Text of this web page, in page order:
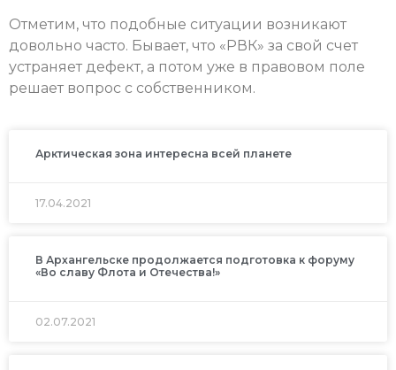
Отметим, что подобные ситуации возникают
довольно часто. Бывает, что «РВК» за свой счет
устраняет дефект, а потом уже в правовом поле
решает вопрос с собственником.
Арктическая зона интересна всей планете
17.04.2021
В Архангельске продолжается подготовка к форуму
«Во славу Флота и Отечества!»
02.07.2021